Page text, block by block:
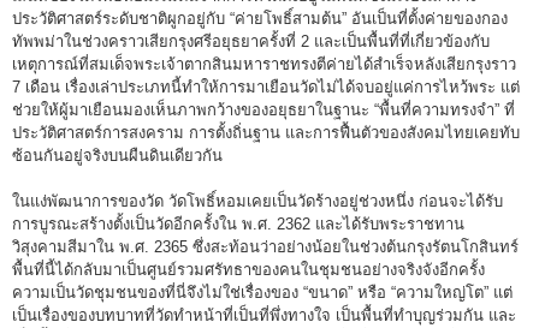
ประวัติศาสตร์ระดับชาติผูกอยู่กับ “ค่ายโพธิ์สามต้น” อันเป็นที่ตั้งค่ายของกอง
ทัพพม่าในช่วงคราวเสียกรุงศรีอยุธยาครั้งที่ 2 และเป็นพื้นที่ที่เกี่ยวข้องกับ
เหตุการณ์ที่สมเด็จพระเจ้าตากสินมหาราชทรงตีค่ายได้สำเร็จหลังเสียกรุงราว
7 เดือน เรื่องเล่าประเภทนี้ทำให้การมาเยือนวัดไม่ได้จบอยู่แค่การไหว้พระ แต่
ช่วยให้ผู้มาเยือนมองเห็นภาพกว้างของอยุธยาในฐานะ “พื้นที่ความทรงจำ” ที่
ประวัติศาสตร์การสงคราม การตั้งถิ่นฐาน และการฟื้นตัวของสังคมไทยเคยทับ
ซ้อนกันอยู่จริงบนผืนดินเดียวกัน
ในแง่พัฒนาการของวัด วัดโพธิ์หอมเคยเป็นวัดร้างอยู่ช่วงหนึ่ง ก่อนจะได้รับ
การบูรณะสร้างตั้งเป็นวัดอีกครั้งใน พ.ศ. 2362 และได้รับพระราชทาน
วิสุงคามสีมาใน พ.ศ. 2365 ซึ่งสะท้อนว่าอย่างน้อยในช่วงต้นกรุงรัตนโกสินทร์
พื้นที่นี้ได้กลับมาเป็นศูนย์รวมศรัทธาของคนในชุมชนอย่างจริงจังอีกครั้ง
ความเป็นวัดชุมชนของที่นี่จึงไม่ใช่เรื่องของ “ขนาด” หรือ “ความใหญ่โต” แต่
เป็นเรื่องของบทบาทที่วัดทำหน้าที่เป็นที่พึ่งทางใจ เป็นพื้นที่ทำบุญร่วมกัน และ